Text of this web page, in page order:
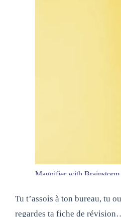
Magnifier with Brainstorm
Tu t’assois à ton bureau, tu
regardes ta fiche de